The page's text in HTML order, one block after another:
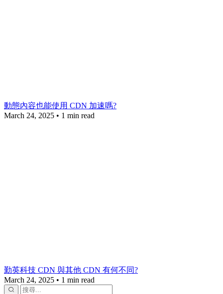
動態內容也能使用 CDN 加速嗎?
March 24, 2025 • 1 min read
勤英科技 CDN 與其他 CDN 有何不同?
March 24, 2025 • 1 min read